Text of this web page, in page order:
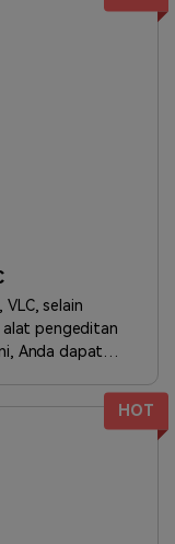
VLC, selain
alat pengeditan
Anda dapat
HOT